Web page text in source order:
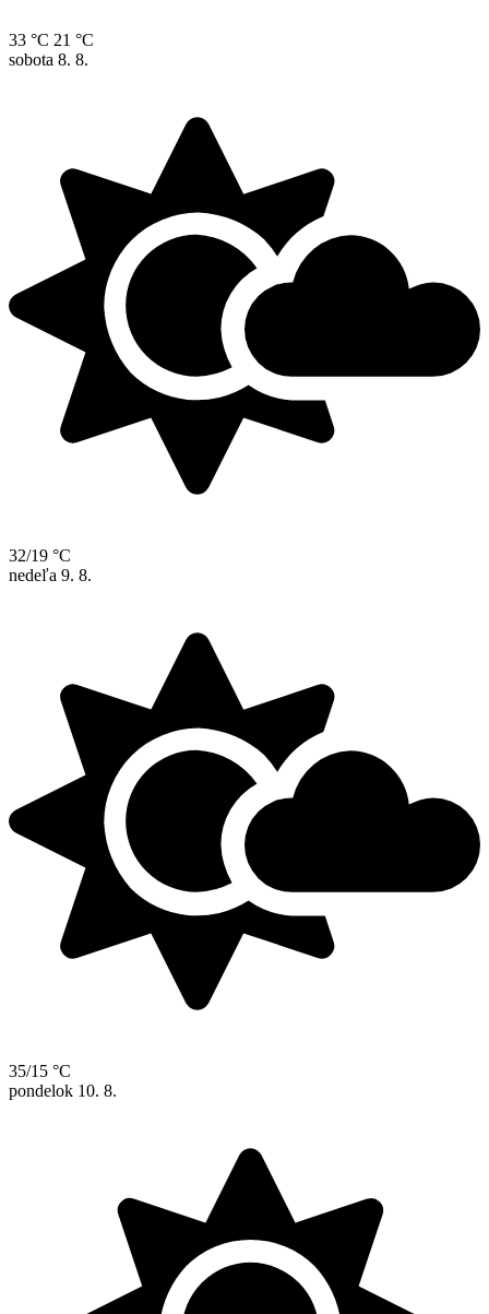
33 °C 21 °C
sobota 8. 8.
32/19 °C
nedeľa 9. 8.
35/15 °C
pondelok 10. 8.